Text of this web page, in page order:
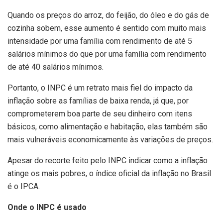
Quando os preços do arroz, do feijão, do óleo e do gás de
cozinha sobem, esse aumento é sentido com muito mais
intensidade por uma família com rendimento de até 5
salários mínimos do que por uma família com rendimento
de até 40 salários mínimos.
Portanto, o INPC é um retrato mais fiel do impacto da
inflação sobre as famílias de baixa renda, já que, por
comprometerem boa parte de seu dinheiro com itens
básicos, como alimentação e habitação, elas também são
mais vulneráveis economicamente às variações de preços.
Apesar do recorte feito pelo INPC indicar como a inflação
atinge os mais pobres, o índice oficial da inflação no Brasil
é o IPCA.
Onde o INPC é usado